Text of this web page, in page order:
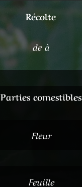
Récolte
de à
Parties comestibles
Fleur
Feuille